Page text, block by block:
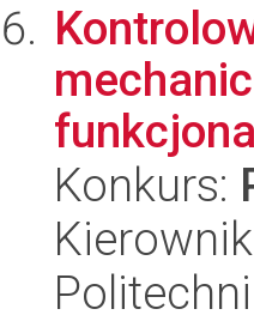
Konkurs: